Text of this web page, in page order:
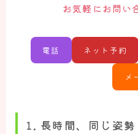
お気軽にお問い
電話 ネット予約
メ
1. 長時間、同じ姿